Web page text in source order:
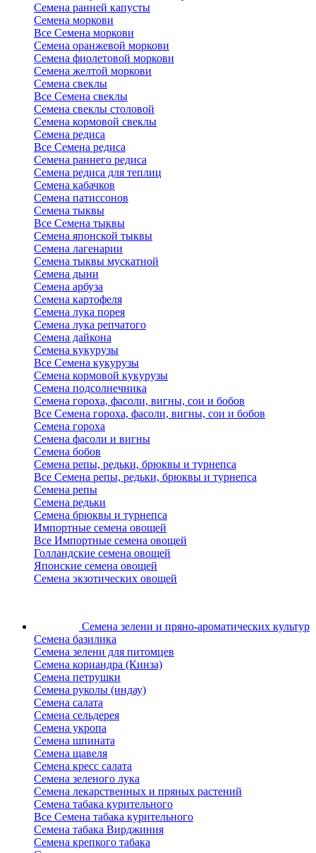
Семена ранней капусты
Семена моркови
Все Семена моркови
Семена оранжевой моркови
Семена фиолетовой моркови
Семена желтой моркови
Семена свеклы
Все Семена свеклы
Семена свеклы столовой
Семена кормовой свеклы
Семена редиса
Все Семена редиса
Семена раннего редиса
Семена редиса для теплиц
Семена кабачков
Семена патиссонов
Семена тыквы
Все Семена тыквы
Семена японской тыквы
Семена лагенарии
Семена тыквы мускатной
Семена дыни
Семена арбуза
Семена картофеля
Семена лука порея
Семена лука репчатого
Семена дайкона
Семена кукурузы
Все Семена кукурузы
Семена кормовой кукурузы
Семена подсолнечника
Семена гороха, фасоли, вигны, сои и бобов
Все Семена гороха, фасоли, вигны, сои и бобов
Семена гороха
Семена фасоли и вигны
Семена бобов
Семена репы, редьки, брюквы и турнепса
Все Семена репы, редьки, брюквы и турнепса
Семена репы
Семена редьки
Семена брюквы и турнепса
Импортные семена овощей
Все Импортные семена овощей
Голландские семена овощей
Японские семена овощей
Семена экзотических овощей
Семена зелени и пряно-ароматических культур
Семена базилика
Семена зелени для питомцев
Семена кориандра (Кинза)
Семена петрушки
Семена руколы (индау)
Семена салата
Семена сельдерея
Семена укропа
Семена шпината
Семена щавеля
Семена кресс салата
Семена зеленого лука
Семена лекарственных и пряных растений
Семена табака курительного
Все Семена табака курительного
Семена табака Вирджиния
Семена крепкого табака